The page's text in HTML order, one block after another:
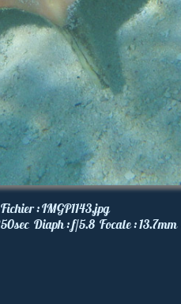
Fichier :IMGP1143.jpg
sec Diaph :f/5.8 Focale :13.7mm